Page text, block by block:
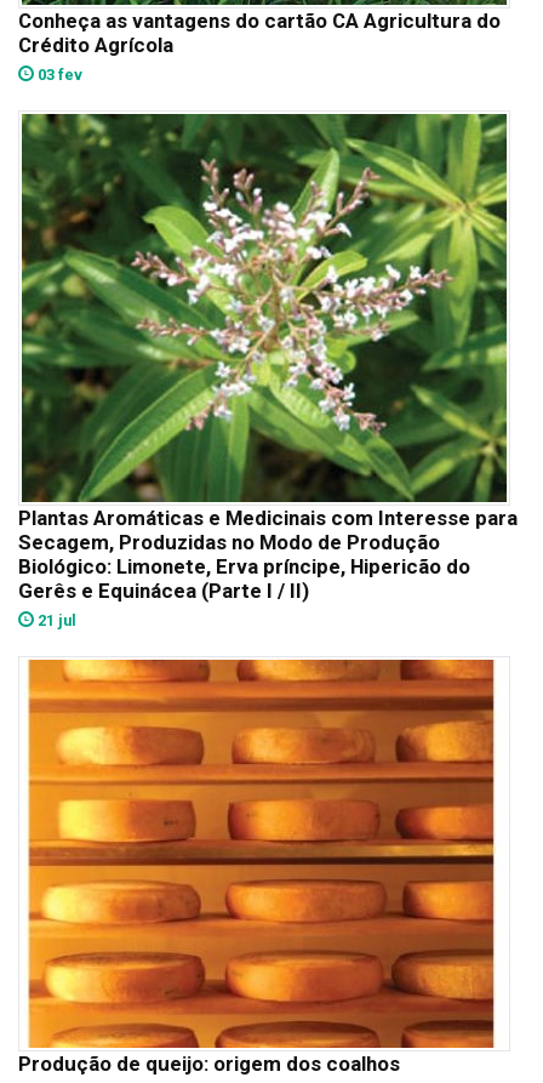
Conheça as vantagens do cartão CA Agricultura do
Crédito Agrícola
03 fev
Plantas Aromáticas e Medicinais com Interesse para
Secagem, Produzidas no Modo de Produção
Biológico: Limonete, Erva príncipe, Hipericão do
Gerês e Equinácea (Parte I / II)
21 jul
Produção de queijo: origem dos coalhos